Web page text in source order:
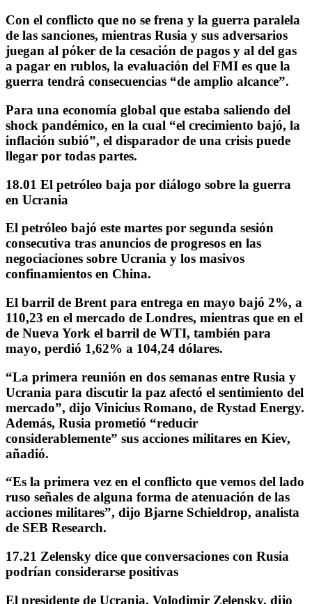
Con el conflicto que no se frena y la guerra paralela
de las sanciones, mientras Rusia y sus adversarios
juegan al póker de la cesación de pagos y al del gas
a pagar en rublos, la evaluación del FMI es que la
guerra tendrá consecuencias “de amplio alcance”.
Para una economía global que estaba saliendo del
shock pandémico, en la cual “el crecimiento bajó, la
inflación subió”, el disparador de una crisis puede
llegar por todas partes.
18.01 El petróleo baja por diálogo sobre la guerra
en Ucrania
El petróleo bajó este martes por segunda sesión
consecutiva tras anuncios de progresos en las
negociaciones sobre Ucrania y los masivos
confinamientos en China.
El barril de Brent para entrega en mayo bajó 2%, a
110,23 en el mercado de Londres, mientras que en el
de Nueva York el barril de WTI, también para
mayo, perdió 1,62% a 104,24 dólares.
“La primera reunión en dos semanas entre Rusia y
Ucrania para discutir la paz afectó el sentimiento del
mercado”, dijo Vinicius Romano, de Rystad Energy.
Además, Rusia prometió “reducir
considerablemente” sus acciones militares en Kiev,
añadió.
“Es la primera vez en el conflicto que vemos del lado
ruso señales de alguna forma de atenuación de las
acciones militares”, dijo Bjarne Schieldrop, analista
de SEB Research.
17.21 Zelensky dice que conversaciones con Rusia
podrían considerarse positivas
El presidente de Ucrania, Volodimir Zelensky, dijo